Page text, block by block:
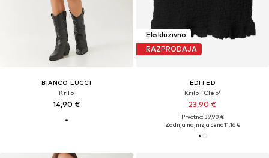
BIANCO LUCCI
Krilo
14,90 €
Ekskluzivno
RAZPRODAJA
EDITED
Krilo 'Cleo'
23,90 €
Prvotno: 39,90 €
Zadnja najnižja cena11,16 €